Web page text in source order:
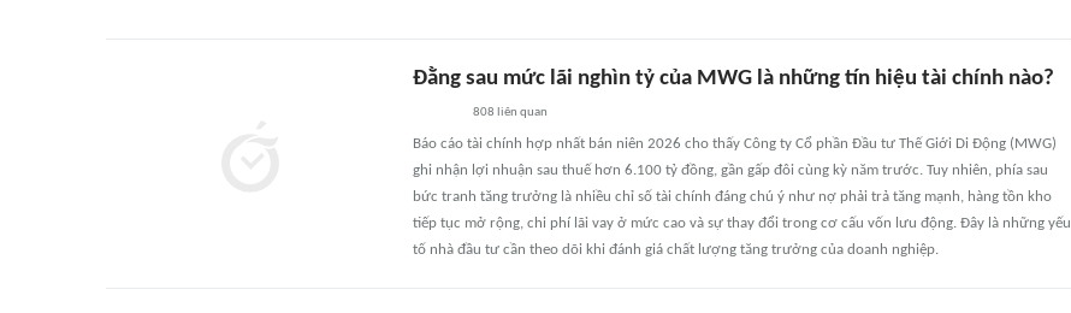
Đằng sau mức lãi nghìn tỷ của MWG là những tín hiệu tài chính nào?
808 liên quan
Báo cáo tài chính hợp nhất bán niên 2026 cho thấy Công ty Cổ phần Đầu tư Thế Giới Di Động (MWG)
ghi nhận lợi nhuận sau thuế hơn 6.100 tỷ đồng, gần gấp đôi cùng kỳ năm trước. Tuy nhiên, phía sau
bức tranh tăng trưởng là nhiều chỉ số tài chính đáng chú ý như nợ phải trả tăng mạnh, hàng tồn kho
tiếp tục mở rộng, chi phí lãi vay ở mức cao và sự thay đổi trong cơ cấu vốn lưu động. Đây là những yếu
tố nhà đầu tư cần theo dõi khi đánh giá chất lượng tăng trưởng của doanh nghiệp.